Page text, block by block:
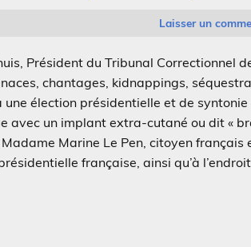
Laisser un
Président du Tribunal Correctionnel
chantages, kidnappings,
élection présidentielle et de syntonie
avec un implant extra-cutané ou dit «
Marine Le Pen, citoyen français
française, ainsi qu’à